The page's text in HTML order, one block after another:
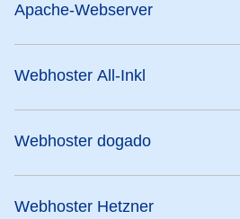
Apache-Webserver
Webhoster All-Inkl
Webhoster dogado
Webhoster Hetzner